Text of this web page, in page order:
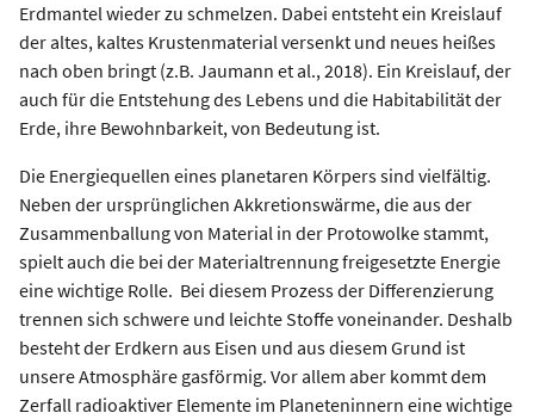
Erdmantel wieder zu schmelzen. Dabei entsteht ein Kreislauf
der altes, kaltes Krustenmaterial versenkt und neues heißes
nach oben bringt (z.B. Jaumann et al., 2018). Ein Kreislauf, der
auch für die Entstehung des Lebens und die Habitabilität der
Erde, ihre Bewohnbarkeit, von Bedeutung ist.
Die Energiequellen eines planetaren Körpers sind vielfältig.
Neben der ursprünglichen Akkretionswärme, die aus der
Zusammenballung von Material in der Protowolke stammt,
spielt auch die bei der Materialtrennung freigesetzte Energie
eine wichtige Rolle. Bei diesem Prozess der Differenzierung
trennen sich schwere und leichte Stoffe voneinander. Deshalb
besteht der Erdkern aus Eisen und aus diesem Grund ist
unsere Atmosphäre gasförmig. Vor allem aber kommt dem
Zerfall radioaktiver Elemente im Planeteninnern eine wichtige